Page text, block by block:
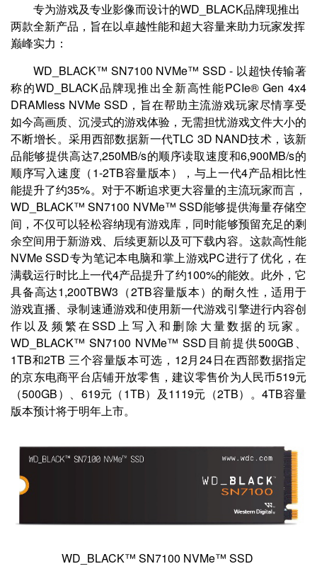
专为游戏及专业影像而设计的WD_BLACK品牌现推出
两款全新产品，旨在以卓越性能和超大容量来助力玩家发挥
巅峰实力：
WD_BLACK™ SN7100 NVMe™ SSD - 以超快传输著
称的WD_BLACK品牌现推出全新高性能PCIe® Gen 4x4
DRAMless NVMe SSD，旨在帮助主流游戏玩家尽情享受
如今高画质、沉浸式的游戏体验，无需担忧游戏文件大小的
不断增长。采用西部数据新一代TLC 3D NAND技术，该新
品能够提供高达7,250MB/s的顺序读取速度和6,900MB/s的
顺序写入速度（1-2TB容量版本），与上一代4产品相比性
能提升了约35%。对于不断追求更大容量的主流玩家而言，
WD_BLACK™ SN7100 NVMe™ SSD能够提供海量存储空
间，不仅可以轻松容纳现有游戏库，同时能够预留充足的剩
余空间用于新游戏、后续更新以及可下载内容。这款高性能
NVMe SSD专为笔记本电脑和掌上游戏PC进行了优化，在
满载运行时比上一代4产品提升了约100%的能效。此外，它
具备高达1,200TBW3（2TB容量版本）的耐久性，适用于
游戏直播、录制速通游戏和使用新一代游戏引擎进行内容创
作以及频繁在SSD上写入和删除大量数据的玩家。
WD_BLACK™ SN7100 NVMe™ SSD目前提供500GB、
1TB和2TB 三个容量版本可选，12月24日在西部数据指定
的京东电商平台店铺开放零售，建议零售价为人民币519元
（500GB）、619元（1TB）及1119元（2TB）。4TB容量
版本预计将于明年上市。
WD_BLACK™ SN7100 NVMe™ SSD